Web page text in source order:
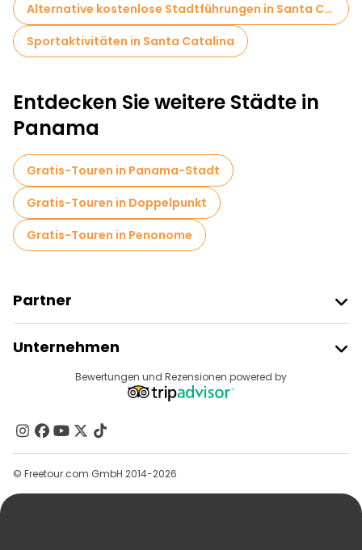
Alternative kostenlose Stadtführungen in Santa Catalina
Sportaktivitäten in Santa Catalina
Entdecken Sie weitere Städte in
Panama
Gratis-Touren in Panama-Stadt
Gratis-Touren in Doppelpunkt
Gratis-Touren in Penonome
Partner
Anbieter-Anmeldung
Affiliate-Programm
Unternehmen
Reiseziele
Kontakt
Gruppen
Hilfe
Bewertungen und Rezensionen powered by
© Freetour.com GmbH 2014-2026